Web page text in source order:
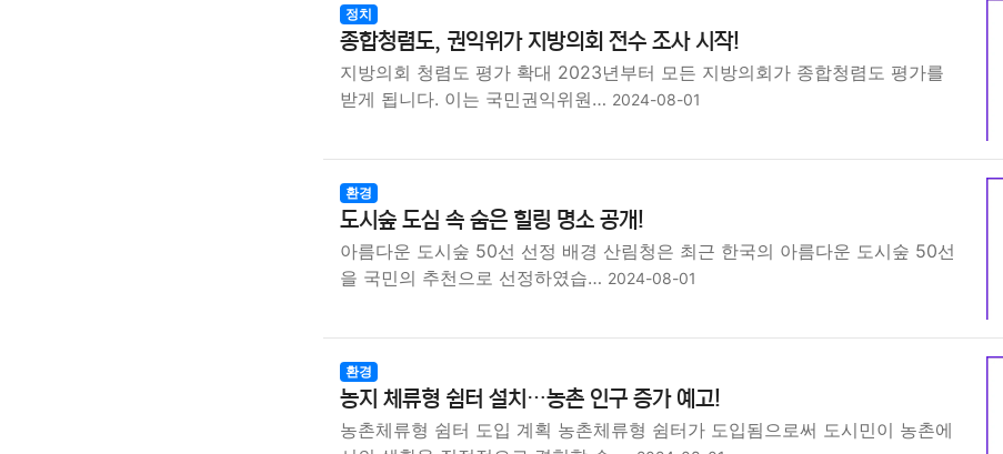
정치
종합청렴도, 권익위가 지방의회 전수 조사 시작!
지방의회 청렴도 평가 확대 2023년부터 모든 지방의회가 종합청렴도 평가를
받게 됩니다. 이는 국민권익위원… 2024-08-01
환경
도시숲 도심 속 숨은 힐링 명소 공개!
아름다운 도시숲 50선 선정 배경 산림청은 최근 한국의 아름다운 도시숲 50선
을 국민의 추천으로 선정하였습… 2024-08-01
환경
농지 체류형 쉼터 설치…농촌 인구 증가 예고!
농촌체류형 쉼터 도입 계획 농촌체류형 쉼터가 도입됨으로써 도시민이 농촌에